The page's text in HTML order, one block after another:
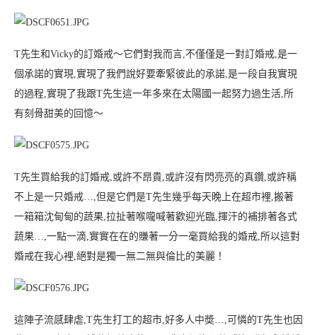
T先生和Vicky的訂婚戒～它們對我而言,不僅僅是一對訂婚戒,是一
個承諾的實現,實現了我們說好要牽緊彼此的承諾,是一段自我實現
的過程,實現了我跟T先生這一年多來在太陽國一起努力過生活,所
有刻骨甜美的回憶～
T先生買給我的訂婚戒,或許不昂貴,或許沒有閃亮亮的真鑽,或許稱
不上是一只婚戒…,但是它們是T先生幾乎每天晚上在超市裡,搬著
一箱箱沈甸甸的蔬果,拉扯著喉嚨喊著歡迎光臨,揮汗的補排著各式
蔬果…,一點一滴,實實在在的賺著一分一毫買給我的婚戒,所以這對
婚戒在我心裡,絕對是獨一無二無與倫比的美麗！
這陣子流感肆虐,T先生打工的超市,好多人中奬…,可憐的T先生也因